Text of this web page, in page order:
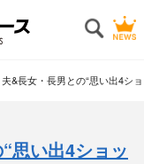
&長女・長男との“思い出4
思い出4ショッ